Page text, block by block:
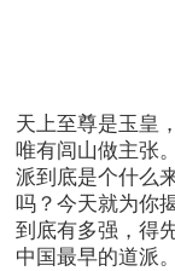
天上至尊是玉皇
唯有闾山做主张
派到底是个什么
吗？今天就为你
到底有多强，得
中国最早的道派